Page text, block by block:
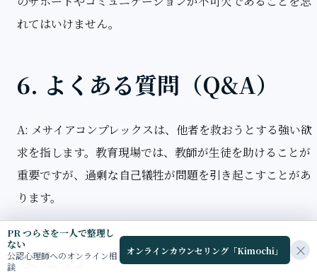
れてはいけません。
6. よくある質問（Q&A）
A: メサイアコンプレックスは、他者を救おうとする強い欲
求を指します。教育現場では、教師が生徒を助けることが
重要ですが、過剰な自己犠牲が問題を引き起こすことがあ
ります。
まとめ
PR つらさを一人で整理し
ない
公認心理師へのオンライン相
談
オンラインカウンセリング「Kimochi」 ×